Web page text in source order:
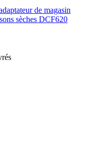
de magasin
sèches DCF620